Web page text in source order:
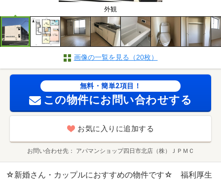
外観
画像の一覧を見る（20枚）
無料・簡単2項目！
この物件にお問い合わせする
お気に入りに追加する
お問い合わせ先 アパマンショップ四日市北店（株）ＪＰＭＣ
☆新婚さん・カップルにおすすめの物件です☆ 福利厚生